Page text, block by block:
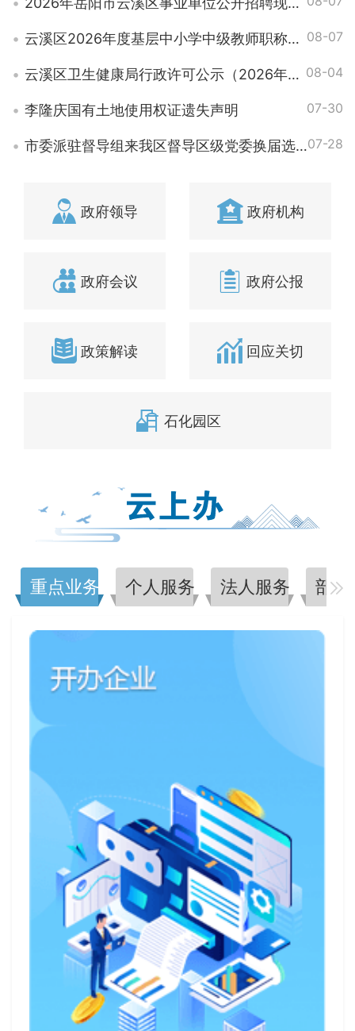
云溪区2026年度基层中小学中级教师职称岗位设置情况公示 08-07
云溪区卫生健康局行政许可公示（2026年07月01日-2026年07月31日） 08-04
李隆庆国有土地使用权证遗失声明 07-30
市委派驻督导组来我区督导区级党委换届选举风气07-28
政府领导 政府机构
政府会议 政府公报
政策解读 回应关切
石化园区
重点业务办理个人服务 法人服务 部门